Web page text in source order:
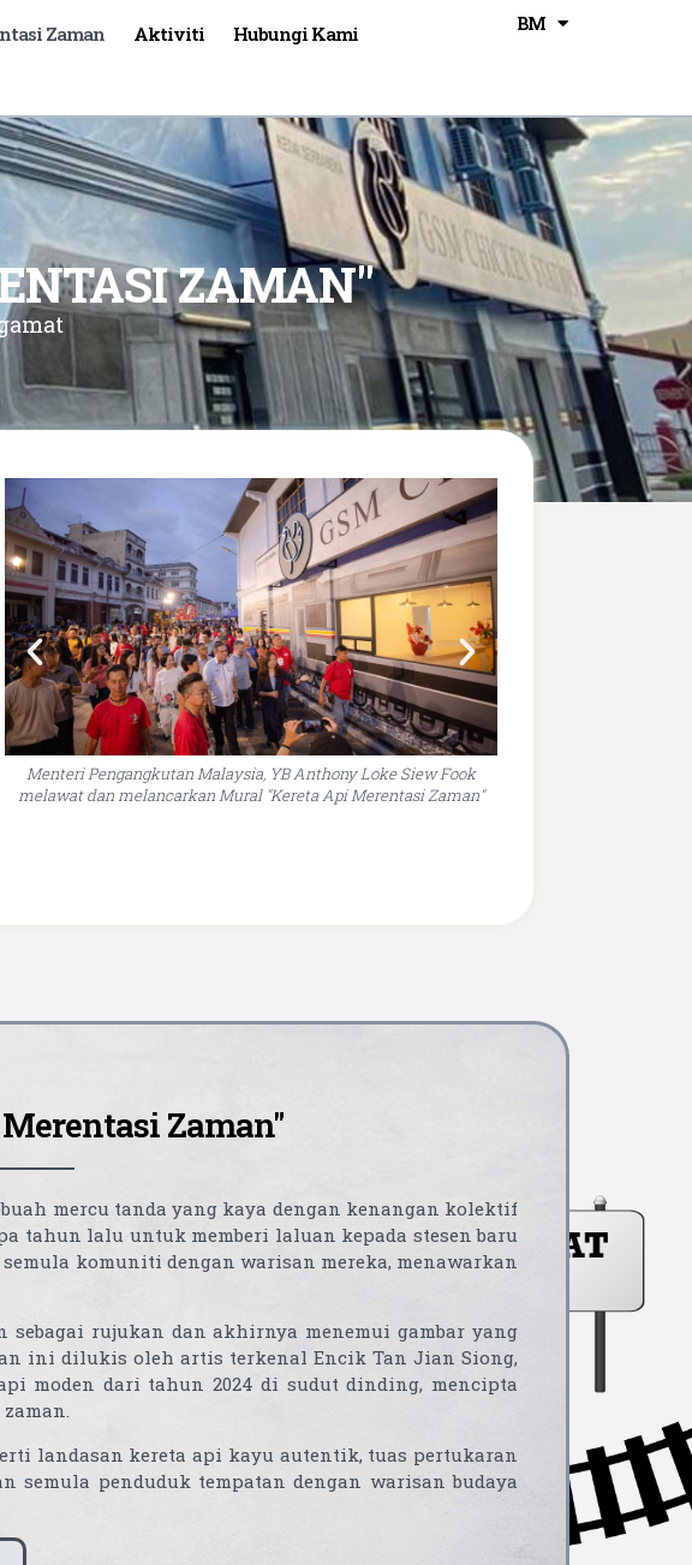
Zaman Aktiviti Hubungi Kami BM
CN
ZAMAN"
Menteri Pengangkutan Malaysia, YB Anthony Loke Siew Fook
melawat dan melancarkan Mural "Kereta Api Merentasi Zaman"
Zaman"
mercu tanda yang kaya dengan kenangan kolektif
tahun lalu untuk memberi laluan kepada stesen baru
komuniti dengan warisan mereka, menawarkan
sebagai rujukan dan akhirnya menemui gambar yang
ini dilukis oleh artis terkenal Encik Tan Jian Siong,
moden dari tahun 2024 di sudut dinding, mencipta
landasan kereta api kayu autentik, tuas pertukaran
semula penduduk tempatan dengan warisan budaya